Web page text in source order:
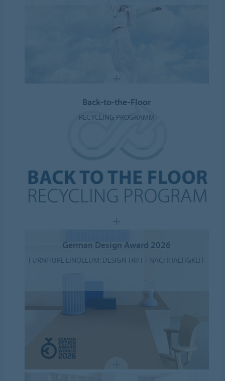
Back-to-the-Floor
RECYCLING PROGRAMM
German Design Award 2026
FURNITURE LINOLEUM: DESIGN TRIFFT NACHHALTIGKEIT